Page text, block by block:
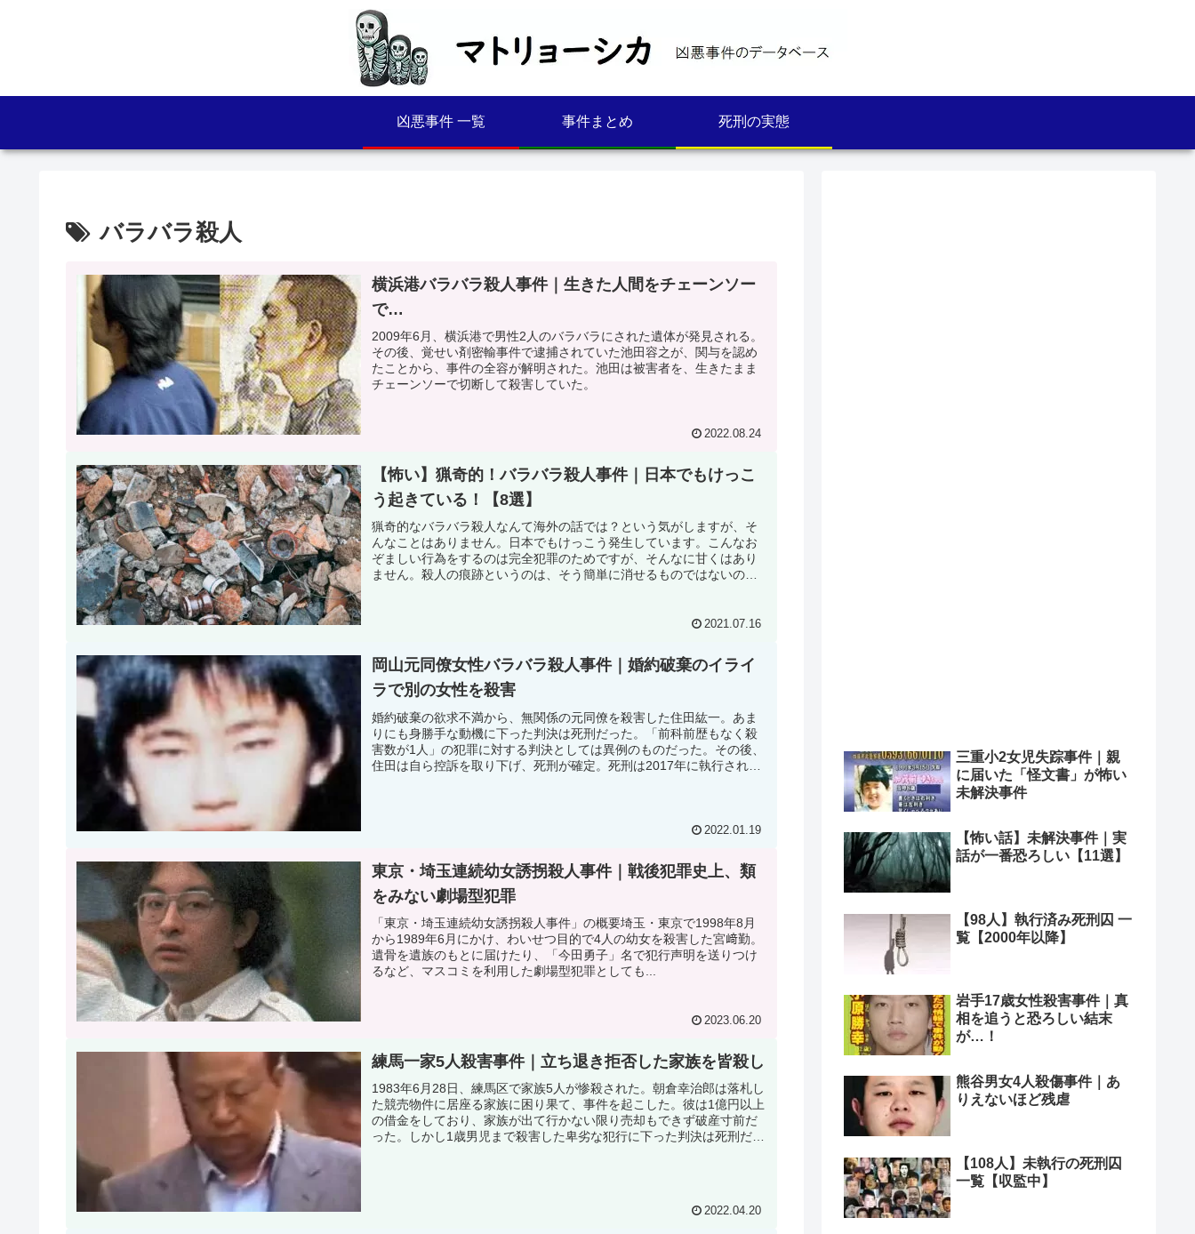
凶悪事件 一覧 事件まとめ 死刑の実態
バラバラ殺人
横浜港バラバラ殺人事件｜生きた人間をチェーンソー
で…
2009年6月、横浜港で男性2人のバラバラにされた遺体が発見される。
その後、覚せい剤密輸事件で逮捕されていた池田容之が、関与を認め
たことから、事件の全容が解明された。池田は被害者を、生きたまま
チェーンソーで切断して殺害していた。
2022.08.24
【怖い】猟奇的！バラバラ殺人事件｜日本でもけっこ
う起きている！【8選】
猟奇的なバラバラ殺人なんて海外の話では？という気がしますが、そ
んなことはありません。日本でもけっこう発生しています。こんなお
ぞましい行為をするのは完全犯罪のためですが、そんなに甘くはあり
ません。殺人の痕跡というのは、そう簡単に消せるものではないので
2021.07.16
岡山元同僚女性バラバラ殺人事件｜婚約破棄のイライ
ラで別の女性を殺害
婚約破棄の欲求不満から、無関係の元同僚を殺害した住田紘一。あま
りにも身勝手な動機に下った判決は死刑だった。「前科前歴もなく殺
害数が1人」の犯罪に対する判決としては異例のものだった。その後、
住田は自ら控訴を取り下げ、死刑が確定。死刑は2017年に執行され
2022.01.19
東京・埼玉連続幼女誘拐殺人事件｜戦後犯罪史上、類
をみない劇場型犯罪
「東京・埼玉連続幼女誘拐殺人事件」の概要埼玉・東京で1998年8月
から1989年6月にかけ、わいせつ目的で4人の幼女を殺害した宮﨑勤。
遺骨を遺族のもとに届けたり、「今田勇子」名で犯行声明を送りつけ
るなど、マスコミを利用した劇場型犯罪としても...
2023.06.20
練馬一家5人殺害事件｜立ち退き拒否した家族を皆殺し
1983年6月28日、練馬区で家族5人が惨殺された。朝倉幸治郎は落札し
た競売物件に居座る家族に困り果て、事件を起こした。彼は1億円以上
の借金をしており、家族が出て行かない限り売却もできず破産寸前だ
った。しかし1歳男児まで殺害した卑劣な犯行に下った判決は死刑だっ
2022.04.20
三重小2女児失踪事件｜親
に届いた「怪文書」が怖い
未解決事件
【怖い話】未解決事件｜実
話が一番恐ろしい【11選】
【98人】執行済み死刑囚 一
覧【2000年以降】
岩手17歳女性殺害事件｜真
相を追うと恐ろしい結末
が…！
熊谷男女4人殺傷事件｜あ
りえないほど残虐
【108人】未執行の死刑囚
一覧【収監中】